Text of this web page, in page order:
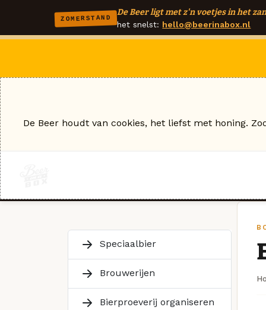
ZOMERSTAND
De Beer ligt met z'n voetjes in het
het snelst: hello@beerinabox.nl
Speciaalbier
Brouwerijen
Bierproeverij organiseren
De Beer houdt van cookies, het liefst met honing.